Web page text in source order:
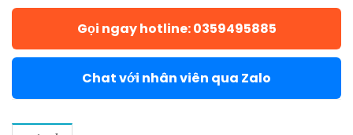
Gọi ngay hotline: 0359495885
Chat với nhân viên qua Zalo